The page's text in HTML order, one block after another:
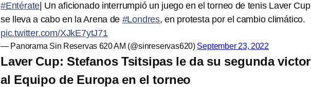
#Entérate | Un aficionado interrumpió un juego en el torneo de tenis Laver
se lleva a cabo en la Arena de #Londres, en protesta por el cambio climático.
pic.twitter.com/XJkE7ytJ71
— Panorama Sin Reservas 620 AM (@sinreservas620) September 23, 2022
Laver Cup: Stefanos Tsitsipas le da su segunda
al Equipo de Europa en el torneo